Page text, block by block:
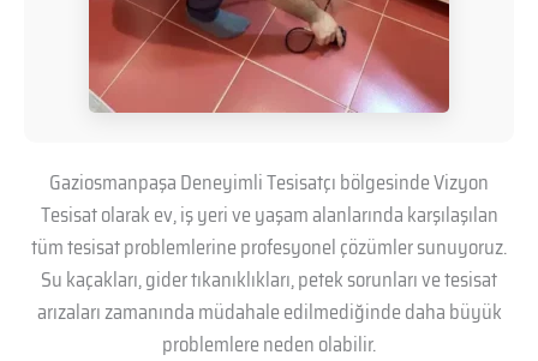
Gaziosmanpaşa Deneyimli Tesisatçı bölgesinde Vizyon
Tesisat olarak ev, iş yeri ve yaşam alanlarında karşılaşılan
tüm tesisat problemlerine profesyonel çözümler sunuyoruz.
Su kaçakları, gider tıkanıklıkları, petek sorunları ve tesisat
arızaları zamanında müdahale edilmediğinde daha büyük
problemlere neden olabilir.